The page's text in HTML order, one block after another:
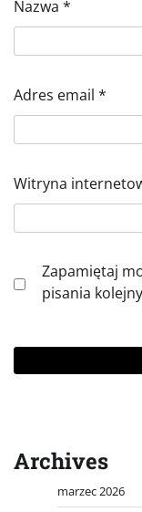
Nazwa *
Adres email *
Witryna
Zapamiętaj
pisania
Archives
marzec 2026